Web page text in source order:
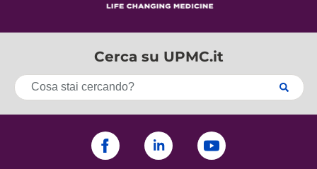
Cerca su UPMC.it